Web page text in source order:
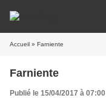
Accueil » Farniente
Farniente
Publié le 15/04/2017 à 07:00